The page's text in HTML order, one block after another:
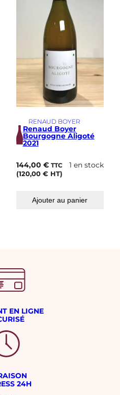
RENAUD BOYER
Renaud Boyer
Bourgogne Aligoté
2021
144,00 € TTC
(120,00 €HT)
1 en stock
Ajouter au panier
EN LIGNE
24H